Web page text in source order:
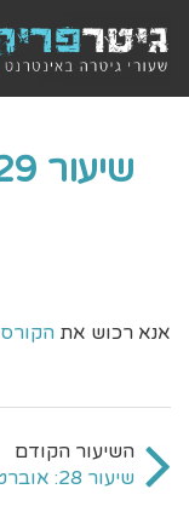
שיעור 29: ידית הטרמולו
אנא רכוש את הקורס
שיעור 28: אוברטונים